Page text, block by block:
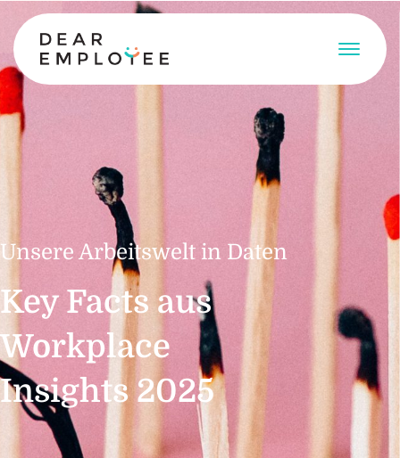
Unsere Arbeitswelt in Daten
Key Facts aus
Workplace
Insights 2025